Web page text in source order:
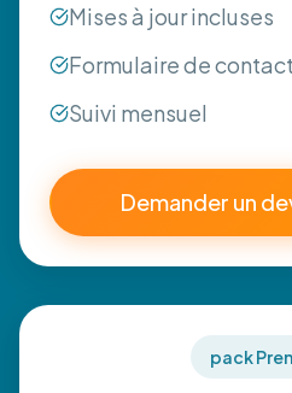
Mises à jour incluses
Formulaire de contact
Suivi mensuel
Demander un
pack